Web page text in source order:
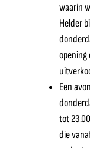
waarin
Helder
opening
Een
tot
die